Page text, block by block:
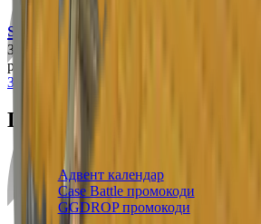
support@cs-wiki.org
Заходячи на цей сайт, ви
років. Проблеми із азартними іграми?
Звернеться по допомогу
Щоденні бонуси
Свіжі промокоди
Адвент календар
Case Battle промокоди
GGDROP промокоди